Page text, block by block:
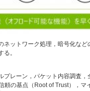
ットワーク処理，暗号化など
る。
プレーン，パケット内容調査
頼の基点（Root of Trust），